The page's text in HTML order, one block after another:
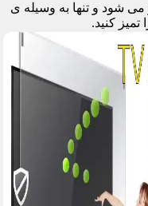
شود و تنها به وسیله ی
کنید.